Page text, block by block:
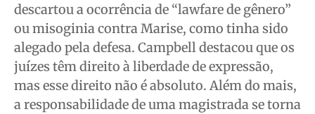
descartou a ocorrência de “lawfare de gênero”
ou misoginia contra Marise, como tinha sido
alegado pela defesa. Campbell destacou que os
juízes têm direito à liberdade de expressão,
mas esse direito não é absoluto. Além do mais,
a responsabilidade de uma magistrada se torna